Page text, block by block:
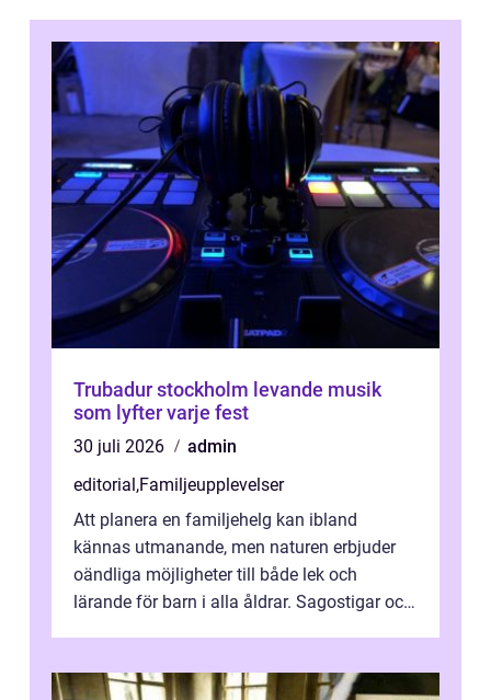
Trubadur stockholm levande musik
som lyfter varje fest
30 juli 2026
admin
editorial ,Familjeupplevelser
Att planera en familjehelg kan ibland
kännas utmanande, men naturen erbjuder
oändliga möjligheter till både lek och
lärande för barn i alla åldrar. Sagostigar och